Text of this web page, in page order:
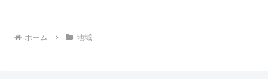
ホーム 地域